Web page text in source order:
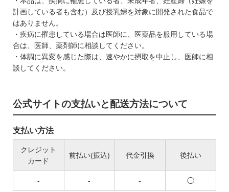
計画している者も含む）及び授乳婦を対象に開発された食品で
はありません。
・疾病に罹患している場合は医師に、医薬品を服用している場
合は、医師、薬剤師に相談してください。
・体調に異変を感じた際は、速やかに摂取を中止し、医師に相
談してください。
公式サイトの支払いと配送方法について
支払い方法
クレジット
カード
前払い(振込) 代金引換 後払い
- - - ◯